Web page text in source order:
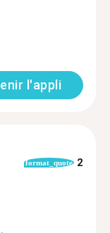
l'appli
format_quote 2